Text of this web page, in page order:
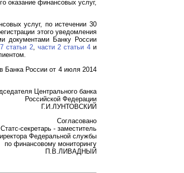
оказание финансовых услуг,
услуг, по истечении 30
этого уведомления
документами Банку России
статьи 2, части 2 статьи 4и
Банка России от 4 июля 2014
Центрального банка
Российской Федерации
Г.И.ЛУНТОВСКИЙ
Согласовано
Статс-секретарь - заместитель
Федеральной службы
по финансовому мониторингу
П.В.ЛИВАДНЫЙ